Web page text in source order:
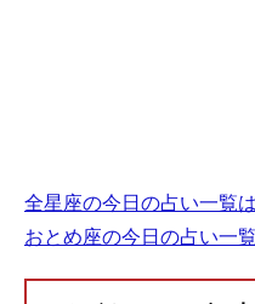
全星座の今日の占い一覧
おとめ座の今日の占い一